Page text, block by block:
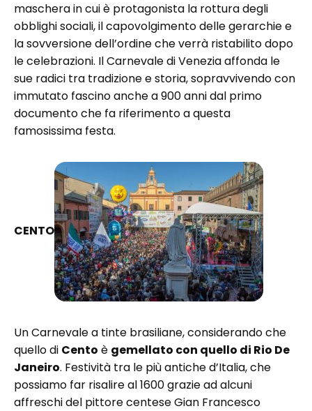
maschera in cui è protagonista la rottura degli
obblighi sociali, il capovolgimento delle gerarchie e
la sovversione dell’ordine che verrà ristabilito dopo
le celebrazioni. Il Carnevale di Venezia affonda le
sue radici tra tradizione e storia, sopravvivendo con
immutato fascino anche a 900 anni dal primo
documento che fa riferimento a questa
famosissima festa.
CENTO
Un Carnevale a tinte brasiliane, considerando che
quello di Cento è gemellato con quello di Rio De
Janeiro. Festività tra le più antiche d’Italia, che
possiamo far risalire al 1600 grazie ad alcuni
affreschi del pittore centese Gian Francesco